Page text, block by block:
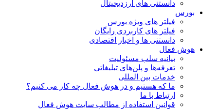
دانستنی های ارزدیجیتال
بورس
فیلتر های ویژه بورس
فیلتر های کاربردی رایگان
دانستنی ها و اخبار اقتصادی
هوش فعال
بیانیه سلب مسئولیت
تعرفه‌ها و پلن‌های تبلیغاتی
خدمات بین المللی
ما که هستیم و در هوش فعال چه کار می کنیم؟
ارتباط با ما
قوانین استفاده از مطالب سایت هوش فعال